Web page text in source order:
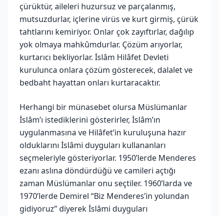
çürüktür, aileleri huzursuz ve parçalanmış,
mutsuzdurlar, içlerine virüs ve kurt girmiş, çürük
tahtlarını kemiriyor. Onlar çok zayıftırlar, dağılıp
yok olmaya mahkûmdurlar. Çözüm arıyorlar,
kurtarıcı bekliyorlar. İslâm Hilâfet Devleti
kurulunca onlara çözüm gösterecek, dalalet ve
bedbaht hayattan onları kurtaracaktır.
Herhangi bir münasebet olursa Müslümanlar
İslâm’ı istediklerini gösterirler, İslâm’ın
uygulanmasına ve Hilâfet’in kuruluşuna hazır
olduklarını İslâmi duyguları kullananları
seçmeleriyle gösteriyorlar. 1950’lerde Menderes
ezanı aslına döndürdüğü ve camileri açtığı
zaman Müslümanlar onu seçtiler. 1960’larda ve
1970’lerde Demirel “Biz Menderes’in yolundan
gidiyoruz” diyerek İslâmi duyguları